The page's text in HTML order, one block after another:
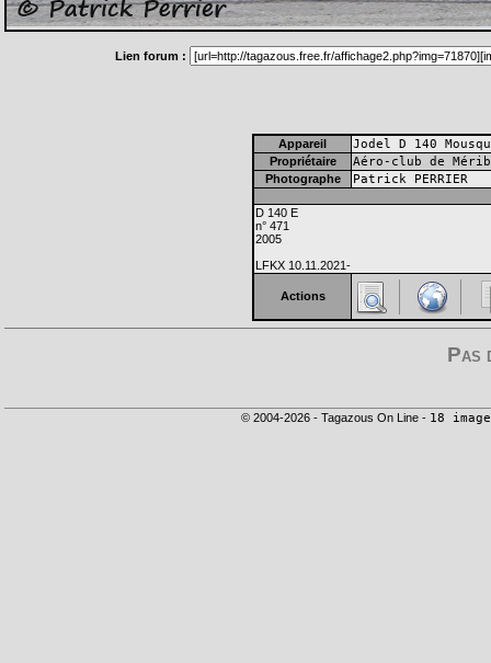
Lien forum :
Appareil Jodel D 140
Propriétaire Aéro-club de
Photographe Patrick PERRIER
D 140 E
n° 471
2005
LFKX 10.11.2021-
Actions
Pas
© 2004-2026 - Tagazous On Line - 18